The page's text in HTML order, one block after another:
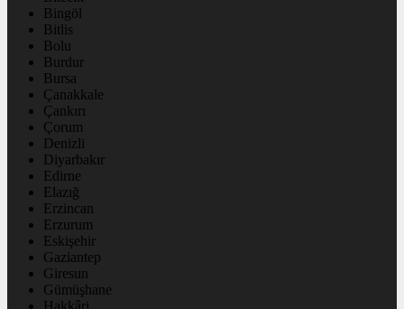
Bingöl
Bitlis
Bolu
Burdur
Bursa
Çanakkale
Çankırı
Çorum
Denizli
Diyarbakır
Edirne
Elazığ
Erzincan
Erzurum
Eskişehir
Gaziantep
Giresun
Gümüşhane
Hakkâri